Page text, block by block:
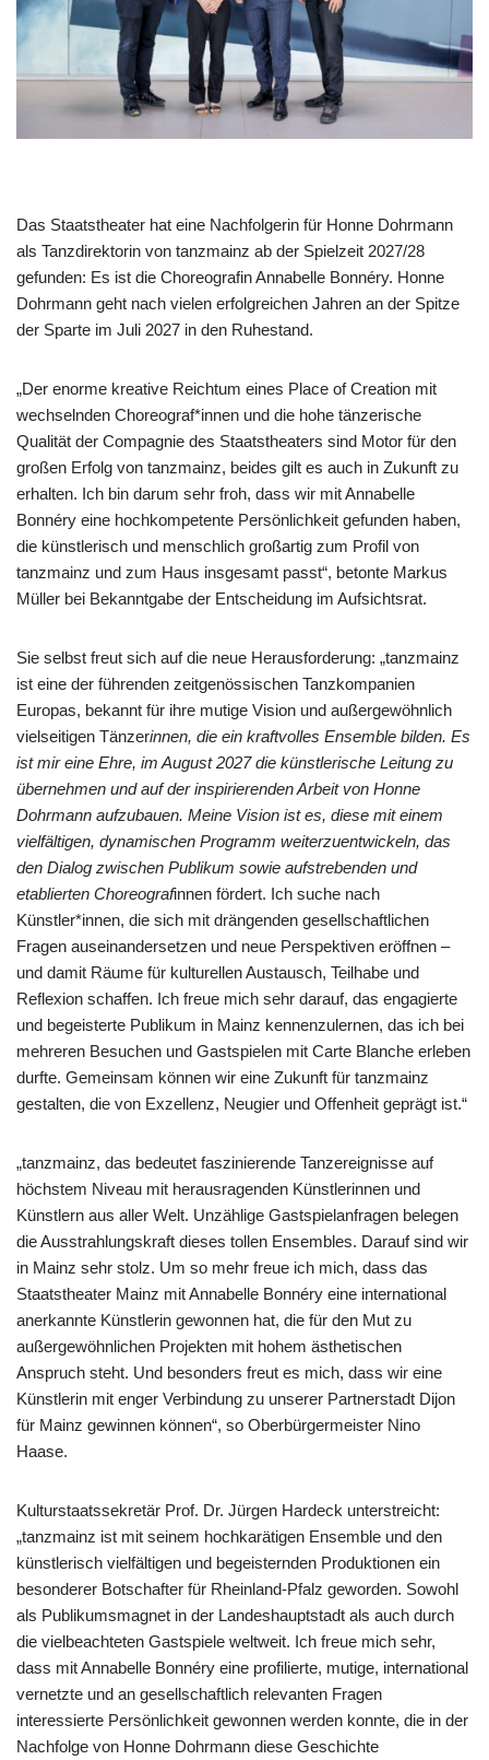
Das Staatstheater hat eine Nachfolgerin für Honne Dohrmann
als Tanzdirektorin von tanzmainz ab der Spielzeit 2027/28
gefunden: Es ist die Choreografin Annabelle Bonnéry. Honne
Dohrmann geht nach vielen erfolgreichen Jahren an der Spitze
der Sparte im Juli 2027 in den Ruhestand.
„Der enorme kreative Reichtum eines Place of Creation mit
wechselnden Choreograf*innen und die hohe tänzerische
Qualität der Compagnie des Staatstheaters sind Motor für den
großen Erfolg von tanzmainz, beides gilt es auch in Zukunft zu
erhalten. Ich bin darum sehr froh, dass wir mit Annabelle
Bonnéry eine hochkompetente Persönlichkeit gefunden haben,
die künstlerisch und menschlich großartig zum Profil von
tanzmainz und zum Haus insgesamt passt“, betonte Markus
Müller bei Bekanntgabe der Entscheidung im Aufsichtsrat.
Sie selbst freut sich auf die neue Herausforderung: „tanzmainz
ist eine der führenden zeitgenössischen Tanzkompanien
Europas, bekannt für ihre mutige Vision und außergewöhnlich
vielseitigen Tänzerinnen, die ein kraftvolles Ensemble bilden. Es
ist mir eine Ehre, im August 2027 die künstlerische Leitung zu
übernehmen und auf der inspirierenden Arbeit von Honne
Dohrmann aufzubauen. Meine Vision ist es, diese mit einem
vielfältigen, dynamischen Programm weiterzuentwickeln, das
den Dialog zwischen Publikum sowie aufstrebenden und
etablierten Choreografinnen fördert. Ich suche nach
Künstler*innen, die sich mit drängenden gesellschaftlichen
Fragen auseinandersetzen und neue Perspektiven eröffnen –
und damit Räume für kulturellen Austausch, Teilhabe und
Reflexion schaffen. Ich freue mich sehr darauf, das engagierte
und begeisterte Publikum in Mainz kennenzulernen, das ich bei
mehreren Besuchen und Gastspielen mit Carte Blanche erleben
durfte. Gemeinsam können wir eine Zukunft für tanzmainz
gestalten, die von Exzellenz, Neugier und Offenheit geprägt ist.“
„tanzmainz, das bedeutet faszinierende Tanzereignisse auf
höchstem Niveau mit herausragenden Künstlerinnen und
Künstlern aus aller Welt. Unzählige Gastspielanfragen belegen
die Ausstrahlungskraft dieses tollen Ensembles. Darauf sind wir
in Mainz sehr stolz. Um so mehr freue ich mich, dass das
Staatstheater Mainz mit Annabelle Bonnéry eine international
anerkannte Künstlerin gewonnen hat, die für den Mut zu
außergewöhnlichen Projekten mit hohem ästhetischen
Anspruch steht. Und besonders freut es mich, dass wir eine
Künstlerin mit enger Verbindung zu unserer Partnerstadt Dijon
für Mainz gewinnen können“, so Oberbürgermeister Nino
Haase.
Kulturstaatssekretär Prof. Dr. Jürgen Hardeck unterstreicht:
„tanzmainz ist mit seinem hochkarätigen Ensemble und den
künstlerisch vielfältigen und begeisternden Produktionen ein
besonderer Botschafter für Rheinland-Pfalz geworden. Sowohl
als Publikumsmagnet in der Landeshauptstadt als auch durch
die vielbeachteten Gastspiele weltweit. Ich freue mich sehr,
dass mit Annabelle Bonnéry eine profilierte, mutige, international
vernetzte und an gesellschaftlich relevanten Fragen
interessierte Persönlichkeit gewonnen werden konnte, die in der
Nachfolge von Honne Dohrmann diese Geschichte